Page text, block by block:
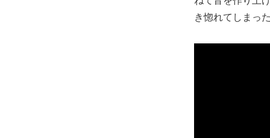
き惚れてしまっ